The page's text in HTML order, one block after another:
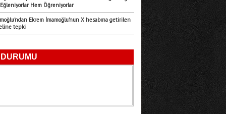
Fatma Lalecan
11.09.2025
Neyin Çivisi
Hem Öğreniyorlar
Ekrem İmamoğlu’nun X hesabına getirilen
tepki